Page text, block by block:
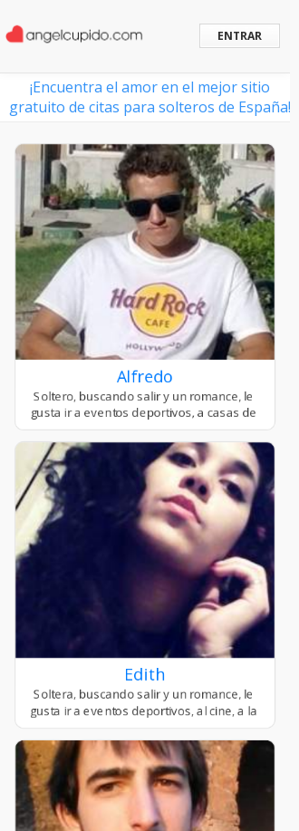
ENTRAR
¡Encuentra el amor en el mejor sitio
gratuito de citas para solteros de España!
Alfredo
Edith